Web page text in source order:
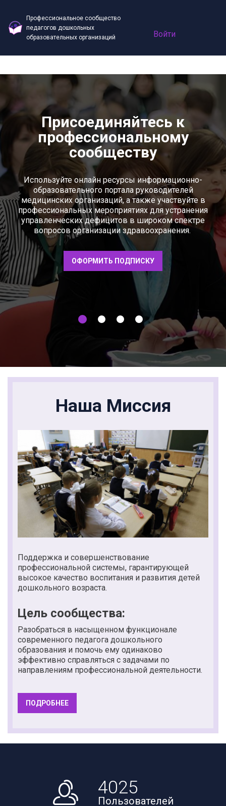
Профессиональное сообщество
педагогов дошкольных
образовательных организаций
Войти
Присоединяйтесь к
профессиональному
сообществу
Используйте онлайн ресурсы информационно-
образовательного портала руководителей
медицинских организаций, а также участвуйте в
профессиональных мероприятиях для устранения
управленческих дефицитов в широком спектре
вопросов организации здравоохранения.
ОФОРМИТЬ ПОДПИСКУ
Наша Миссия
Поддержка и совершенствование
профессиональной системы, гарантирующей
высокое качество воспитания и развития детей
дошкольного возраста.
Цель сообщества:
Разобраться в насыщенном функционале
современного педагога дошкольного
образования и помочь ему одинаково
эффективно справляться с задачами по
направлениям профессиональной деятельности.
ПОДРОБНЕЕ
4025
Пользователей